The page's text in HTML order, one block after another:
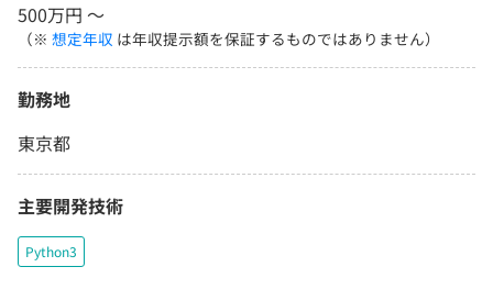
500万円 〜
（※ 想定年収 は年収提示額を保証するものではありません）
勤務地
東京都
主要開発技術
Python3